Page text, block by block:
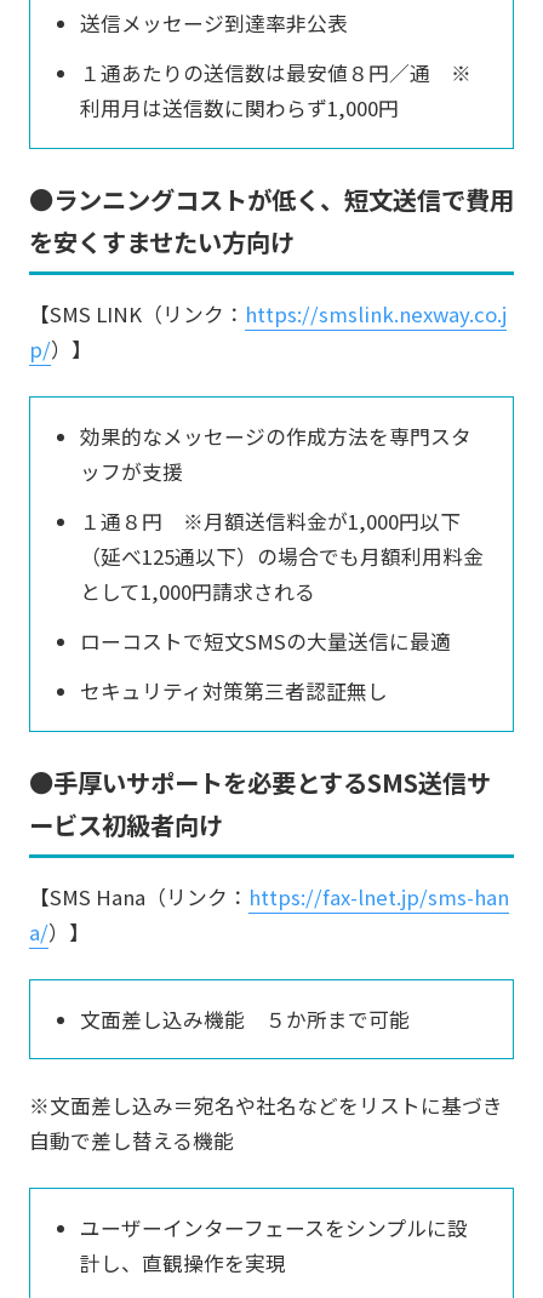
送信メッセージ到達率非公表
１通あたりの送信数は最安値８円／通 ※
利用月は送信数に関わらず1,000円
●ランニングコストが低く、短文送信で費用
を安くすませたい方向け
【SMS LINK（リンク： https://smslink.nexway.co.j
p/）】
効果的なメッセージの作成方法を専門スタ
ッフが支援
１通８円 ※月額送信料金が1,000円以下
（延べ125通以下）の場合でも月額利用料金
として1,000円請求される
ローコストで短文SMSの大量送信に最適
セキュリティ対策第三者認証無し
●手厚いサポートを必要とするSMS送信サ
ービス初級者向け
【SMS Hana（リンク： https://fax-lnet.jp/sms-han
a/）】
文面差し込み機能 ５か所まで可能
※文面差し込み＝宛名や社名などをリストに基づき
自動で差し替える機能
ユーザーインターフェースをシンプルに設
計し、直観操作を実現